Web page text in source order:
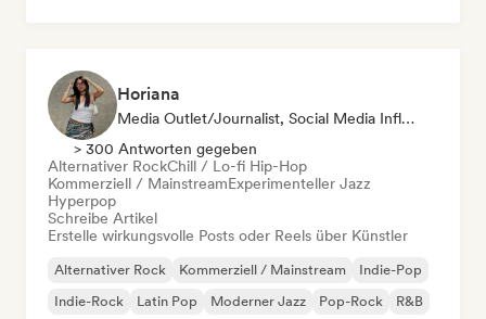
Horiana
Media Outlet/Journalist, Social Media Influencer
> 300 Antworten gegeben
Alternativer RockChill / Lo-fi Hip-Hop
Kommerziell / MainstreamExperimenteller Jazz
Hyperpop
Schreibe Artikel
Erstelle wirkungsvolle Posts oder Reels über Künstler
Alternativer Rock Kommerziell / Mainstream
Indie-Pop
Indie-Rock
Latin Pop Moderner Jazz Pop-Rock R&B